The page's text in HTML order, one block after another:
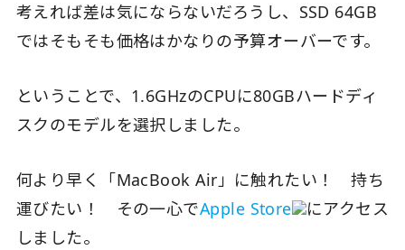
考えれば差は気にならないだろうし、SSD 64GB
ではそもそも価格はかなりの予算オーバーです。
ということで、1.6GHzのCPUに80GBハードディ
スクのモデルを選択しました。
何より早く「MacBook Air」に触れたい！ 持ち
運びたい！ その一心でApple Store
にアクセス
しました。